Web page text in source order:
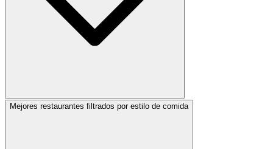
Mejores restaurantes filtrados por estilo de comida